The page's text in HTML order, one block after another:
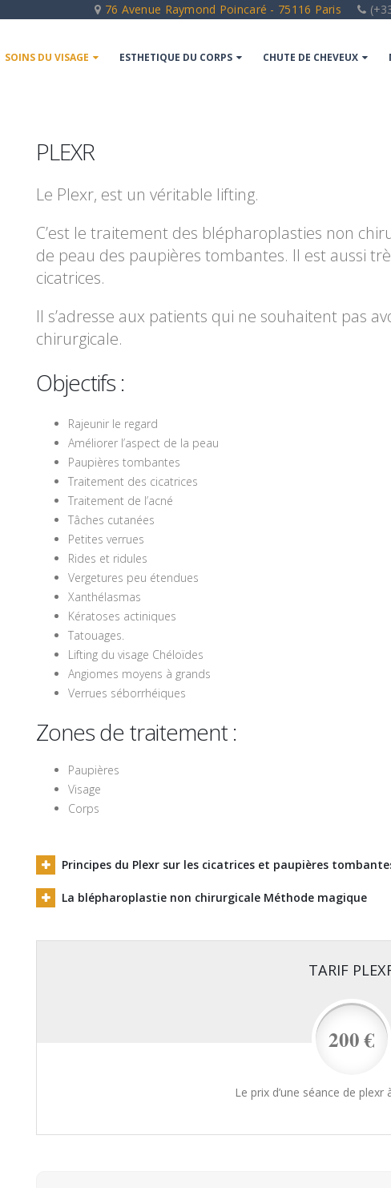
76 Avenue Raymond Poincaré - 75116 Paris
SOINS DU VISAGE ESTHETIQUE DU CORPS CHUTE DE CHEVEUX
PLEXR
Le Plexr, est un véritable lifting.
C’est le traitement des blépharoplasties non
de peau des paupières tombantes. Il est aussi
cicatrices.
Il s’adresse aux patients qui ne souhaitent pas
chirurgicale.
Objectifs :
Rajeunir le regard
Améliorer l’aspect de la peau
Paupières tombantes
Traitement des cicatrices
Traitement de l’acné
Tâches cutanées
Petites verrues
Rides et ridules
Vergetures peu étendues
Xanthélasmas
Kératoses actiniques
Tatouages.
Lifting du visage Chéloïdes
Angiomes moyens à grands
Verrues séborrhéiques
Zones de traitement :
Paupières
Visage
Corps
Principes du Plexr sur les cicatrices et paupières
La blépharoplastie non chirurgicale Méthode magique
TARIF
200 €
Le prix d’une séance de